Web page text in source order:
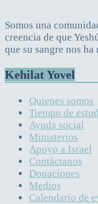
Somos una
creencia de que
que su sangre nos
Kehilat Yovel
Quienes somos
Tiempo de
Ayuda social
Ministerios
Apoyo a Israel
Contáctanos
Donaciones
Medios
Calendario de